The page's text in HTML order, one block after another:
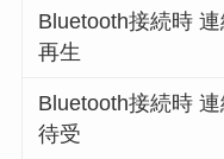
Bluetooth接続時
再生
Bluetooth接続時
待受